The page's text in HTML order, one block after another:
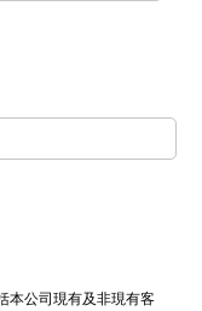
本公司現有及非現有客